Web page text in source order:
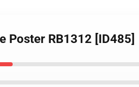
Poster RB1312 [ID485]